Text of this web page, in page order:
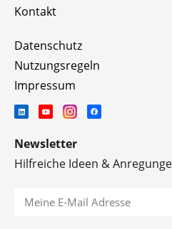
Kontakt
Datenschutz
Nutzungsregeln
Impressum
Newsletter
Hilfreiche Ideen &